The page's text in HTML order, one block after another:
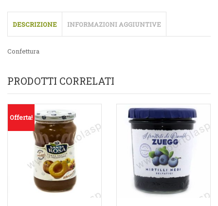
DESCRIZIONE INFORMAZIONI AGGIUNTIVE
Confettura
PRODOTTI CORRELATI
Offerta!